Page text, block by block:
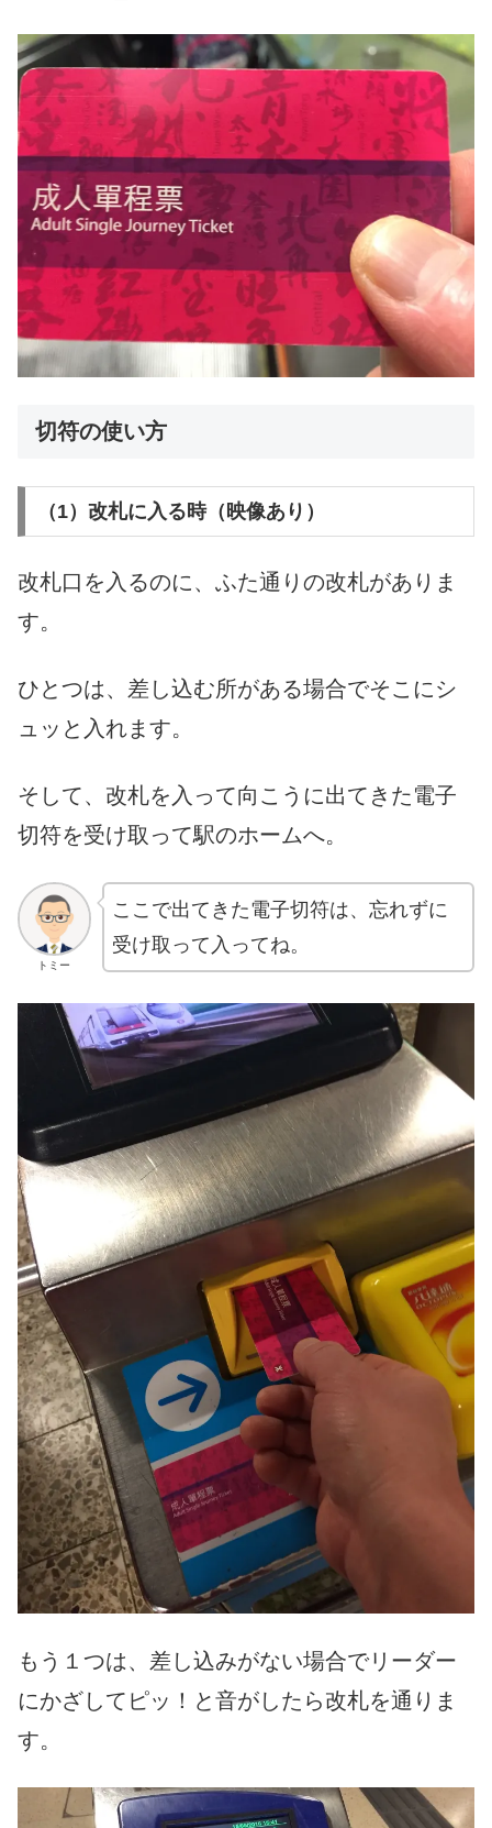
切符の使い方
（1）改札に入る時（映像あり）
改札口を入るのに、ふた通りの改札がありま
す。
ひとつは、差し込む所がある場合でそこにシ
ュッと入れます。
そして、改札を入って向こうに出てきた電子
切符を受け取って駅のホームへ。
トミー
ここで出てきた電子切符は、忘れずに
受け取って入ってね。
もう１つは、差し込みがない場合でリーダー
にかざしてピッ！と音がしたら改札を通りま
す。